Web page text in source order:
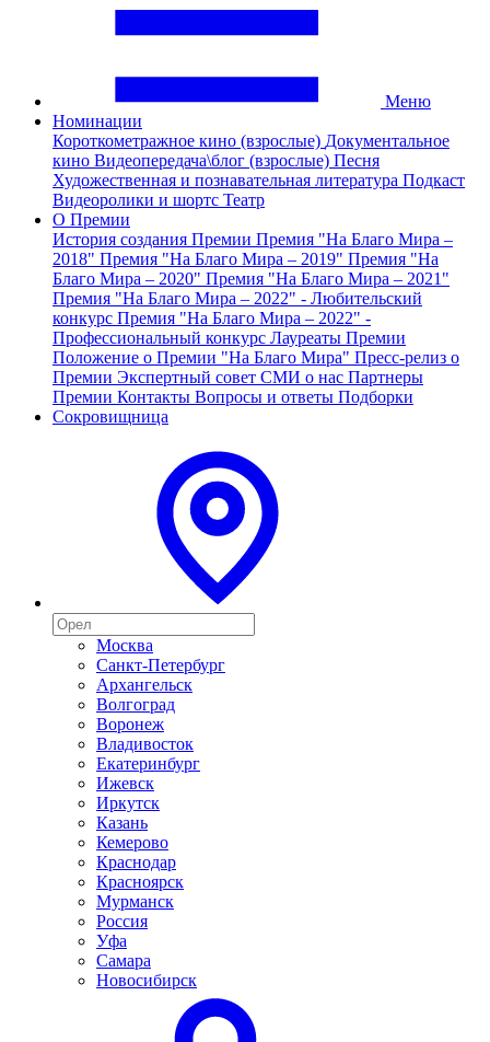
Меню
Номинации
Короткометражное кино (взрослые) Документальное
кино Видеопередача\блог (взрослые) Песня
Художественная и познавательная литература Подкаст
Видеоролики и шортс Театр
О Премии
История создания Премии Премия "На Благо Мира –
2018" Премия "На Благо Мира – 2019" Премия "На
Благо Мира – 2020" Премия "На Благо Мира – 2021"
Премия "На Благо Мира – 2022" - Любительский
конкурс Премия "На Благо Мира – 2022" -
Профессиональный конкурс Лауреаты Премии
Положение о Премии "На Благо Мира" Пресс-релиз о
Премии Экспертный совет СМИ о нас Партнеры
Премии Контакты Вопросы и ответы Подборки
Сокровищница
Москва
Санкт-Петербург
Архангельск
Волгоград
Воронеж
Владивосток
Екатеринбург
Ижевск
Иркутск
Казань
Кемерово
Краснодар
Красноярск
Мурманск
Россия
Уфа
Самара
Новосибирск